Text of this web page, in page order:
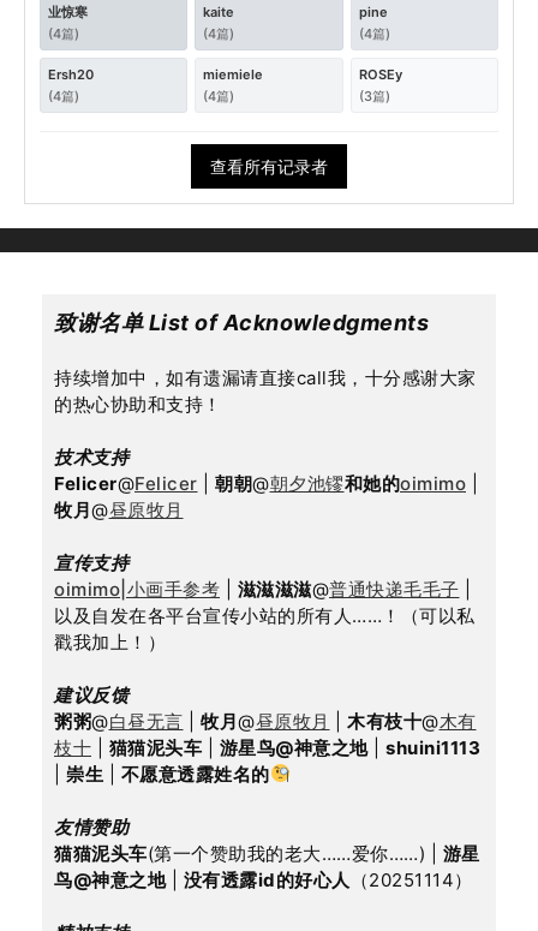
业惊寒
(4篇)
kaite
(4篇)
pine
(4篇)
Ersh20
(4篇)
miemiele
(4篇)
ROSEy
(3篇)
查看所有记录者
致谢名单 List of Acknowledgments
持续增加中，如有遗漏请直接call我，十分感谢大家
的热心协助和支持！
技术支持
Felicer@Felicer 朝朝@朝夕池镠和她的oimimo
牧月@昼原牧月
宣传支持
oimimo|小画手参考
滋滋滋滋@普通快递毛毛子
以及自发在各平台宣传小站的所有人……！（可以私
戳我加上！）
建议反馈
粥粥@白昼无言 牧月@昼原牧月 木有枝十@木有
枝十
猫猫泥头车 游星鸟@神意之地 | shuini1113
崇生 不愿意透露姓名的
友情赞助
猫猫泥头车(第一个赞助我的老大……爱你……) | 游星
鸟@神意之地 | 没有透露id的好心人 （20251114）